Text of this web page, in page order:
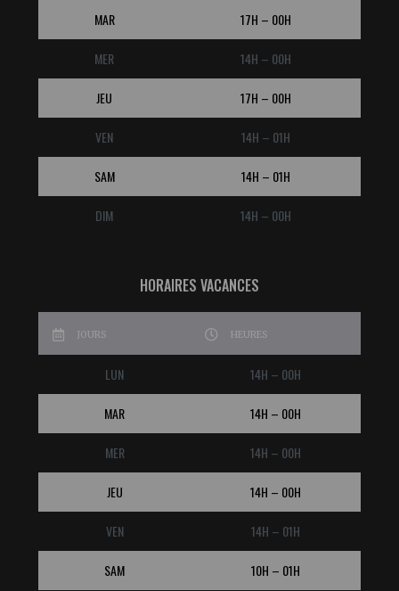
MAR 17H – 00H
MER 14H – 00H
JEU 17H – 00H
VEN 14H – 01H
SAM 14H – 01H
DIM 14H – 00H
HORAIRES VACANCES
JOURS HEURES
LUN 14H – 00H
MAR 14H – 00H
MER 14H – 00H
JEU 14H – 00H
VEN 14H – 01H
SAM 10H – 01H